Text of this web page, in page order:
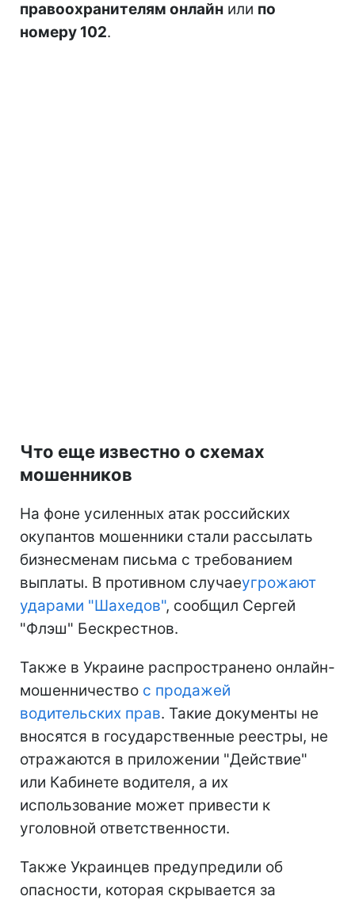
правоохранителям онлайн или по
номеру 102.
Что еще известно о схемах
мошенников
На фоне усиленных атак российских
окупантов мошенники стали рассылать
бизнесменам письма с требованием
выплаты. В противном случаеугрожают
ударами "Шахедов", сообщил Сергей
"Флэш" Бескрестнов.
Также в Украине распространено онлайн-
мошенничество с продажей
водительских прав. Такие документы не
вносятся в государственные реестры, не
отражаются в приложении "Действие"
или Кабинете водителя, а их
использование может привести к
уголовной ответственности.
Также Украинцев предупредили об
опасности, которая скрывается за